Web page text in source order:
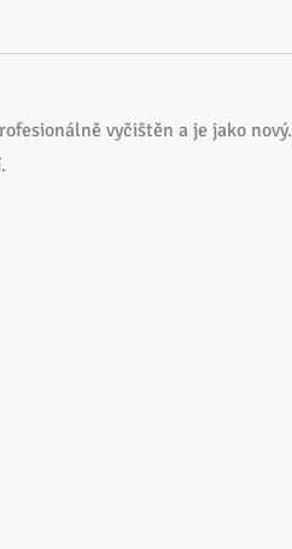
vyčištěn a je jako